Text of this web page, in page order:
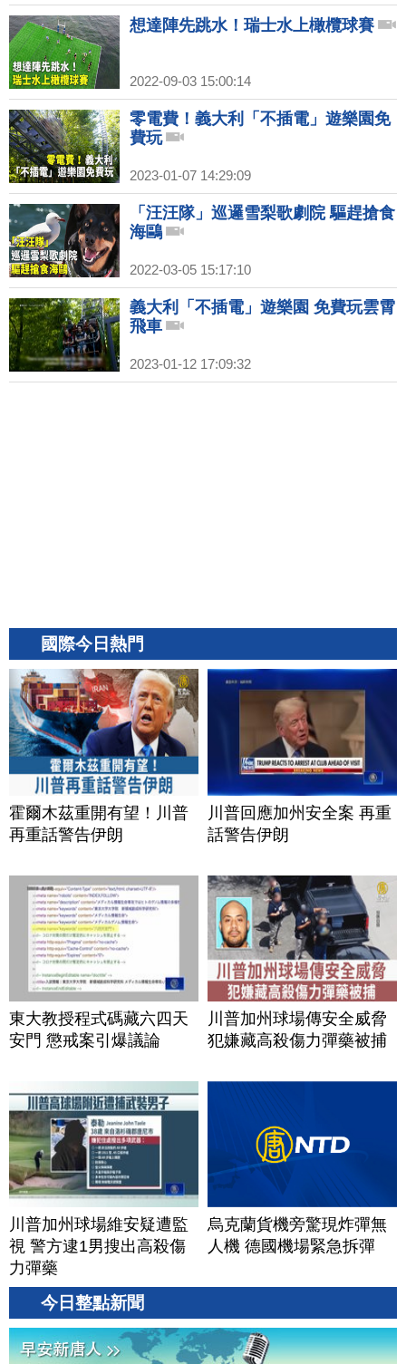
想達陣先跳水！瑞士水上橄欖球賽
2022-09-03 15:00:14
零電費！義大利「不插電」遊樂園免
費玩
2023-01-07 14:29:09
「汪汪隊」巡邏雪梨歌劇院 驅趕搶食
海鷗
2022-03-05 15:17:10
義大利「不插電」遊樂園 免費玩雲霄
飛車
2023-01-12 17:09:32
國際今日熱門
霍爾木茲重開有望！川普
再重話警告伊朗
川普回應加州安全案 再重
話警告伊朗
東大教授程式碼藏六四天
安門 懲戒案引爆議論
川普加州球場傳安全威脅
犯嫌藏高殺傷力彈藥被捕
川普加州球場維安疑遭監
視 警方逮1男搜出高殺傷
力彈藥
烏克蘭貨機旁驚現炸彈無
人機 德國機場緊急拆彈
今日整點新聞